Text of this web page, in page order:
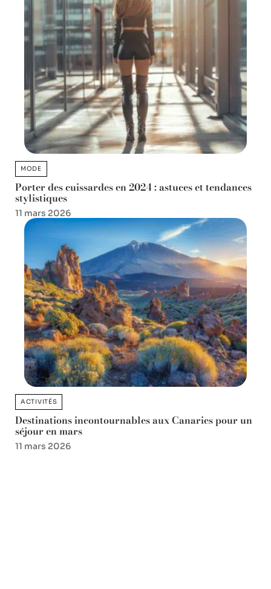
MODE
Porter des cuissardes en 2024 : astuces et tendances
stylistiques
11 mars 2026
ACTIVITÉS
Destinations incontournables aux Canaries pour un
séjour en mars
11 mars 2026